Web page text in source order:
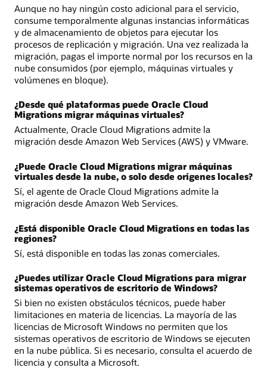
Aunque no hay ningún costo adicional para el servicio,
consume temporalmente algunas instancias informáticas
y de almacenamiento de objetos para ejecutar los
procesos de replicación y migración. Una vez realizada la
migración, pagas el importe normal por los recursos en la
nube consumidos (por ejemplo, máquinas virtuales y
volúmenes en bloque).
¿Desde qué plataformas puede Oracle Cloud
Migrations migrar máquinas virtuales?
Actualmente, Oracle Cloud Migrations admite la
migración desde Amazon Web Services (AWS) y VMware.
¿Puede Oracle Cloud Migrations migrar máquinas
virtuales desde la nube, o solo desde orígenes locales?
Sí, el agente de Oracle Cloud Migrations admite la
migración desde Amazon Web Services.
¿Está disponible Oracle Cloud Migrations en todas las
regiones?
Sí, está disponible en todas las zonas comerciales.
¿Puedes utilizar Oracle Cloud Migrations para migrar
sistemas operativos de escritorio de Windows?
Si bien no existen obstáculos técnicos, puede haber
limitaciones en materia de licencias. La mayoría de las
licencias de Microsoft Windows no permiten que los
sistemas operativos de escritorio de Windows se ejecuten
en la nube pública. Si es necesario, consulta el acuerdo de
licencia y consulta a Microsoft.